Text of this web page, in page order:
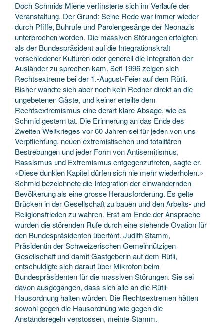
Doch Schmids Miene verfinsterte sich im Verlaufe der
Veranstaltung. Der Grund: Seine Rede war immer wieder
durch Pfiffe, Buhrufe und Parolengesänge der Neonazis
unterbrochen worden. Die massiven Störungen erfolgten,
als der Bundespräsident auf die Integrationskraft
verschiedener Kulturen oder generell die Integration der
Ausländer zu sprechen kam. Seit 1996 zeigen sich
Rechtsextreme bei der 1.-August-Feier auf dem Rütli.
Bisher wandte sich aber noch kein Redner direkt an die
ungebetenen Gäste, und keiner erteilte dem
Rechtsextremismus eine derart klare Absage, wie es
Schmid gestern tat. Die Erinnerung an das Ende des
Zweiten Weltkrieges vor 60 Jahren sei für jeden von uns
Verpflichtung, neuen extremistischen und totalitären
Bestrebungen und jeder Form von Antisemitismus,
Rassismus und Extremismus entgegenzutreten, sagte er.
«Diese dunklen Kapitel dürfen sich nie mehr wiederholen.»
Schmid bezeichnete die Integration der einwandernden
Bevölkerung als eine grosse Herausforderung. Es gelte
Brücken in der Gesellschaft zu bauen und den Arbeits- und
Religionsfrieden zu wahren. Erst am Ende der Ansprache
wurden die störenden Rufe durch eine stehende Ovation für
den Bundespräsidenten übertönt. Judith Stamm,
Präsidentin der Schweizerischen Gemeinnützigen
Gesellschaft und damit Gastgeberin auf dem Rütli,
entschuldigte sich darauf über Mikrofon beim
Bundespräsidenten für die massiven Störungen. Sie sei
davon ausgegangen, dass sich alle an die Rütli-
Hausordnung halten würden. Die Rechtsextremen hätten
sowohl gegen die Hausordnung wie gegen die
Anstandsregeln verstossen, meinte Stamm.